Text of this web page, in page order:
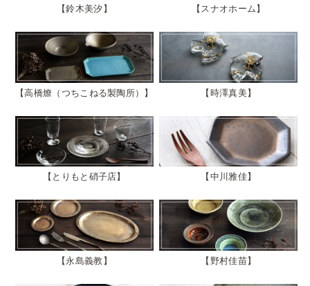
鈴木美汐 スナオホーム
高橋燎（つちこねる製陶所） 時澤真美
とりもと硝子店 中川雅佳
永島義教 野村佳苗